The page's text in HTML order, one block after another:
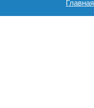
Главная